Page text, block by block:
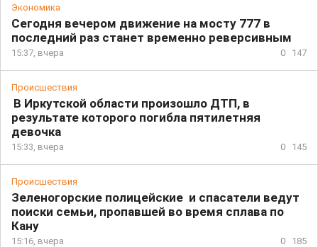
Экономика
Сегодня вечером движение на мосту 777 в
последний раз станет временно реверсивным
15:37, вчера 0 147
Происшествия
В Иркутской области произошло ДТП, в
результате которого погибла пятилетняя
девочка
15:33, вчера 0 145
Происшествия
Зеленогорские полицейские и спасатели ведут
поиски семьи, пропавшей во время сплава по
Кану
15:16, вчера 0 185